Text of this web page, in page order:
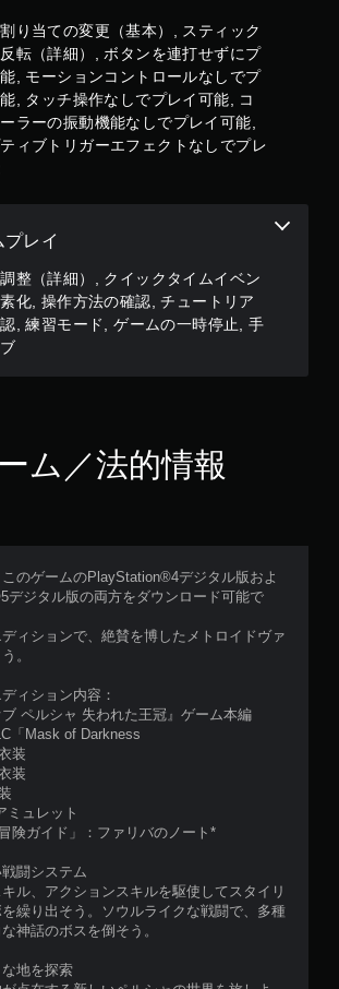
り当ての変更（基本）, スティック
転（詳細）, ボタンを連打せずにプ
, モーションコントロールなしでプ
, タッチ操作なしでプレイ可能, コ
ラーの振動機能なしでプレイ可能,
ィブトリガーエフェクトなしでプレ
プレイ
整（詳細）, クイックタイムイベン
素化, 操作方法の確認, チュートリア
, 練習モード, ゲームの一時停止, 手
ム／法的情報
のゲームのPlayStation®4デジタル版およ
デジタル版の両方をダウンロード可能で
ィションで、絶賛を博したメトロイドヴァ
。
ィション内容：
ペルシャ 失われた王冠』ゲーム本編
「Mask of Darkness
装
装
ミュレット
険ガイド」：ファリバのノート*
闘システム
ル、アクションスキルを駆使してスタイリ
繰り出そう。ソウルライクな戦闘で、多種
神話のボスを倒そう。
地を探索